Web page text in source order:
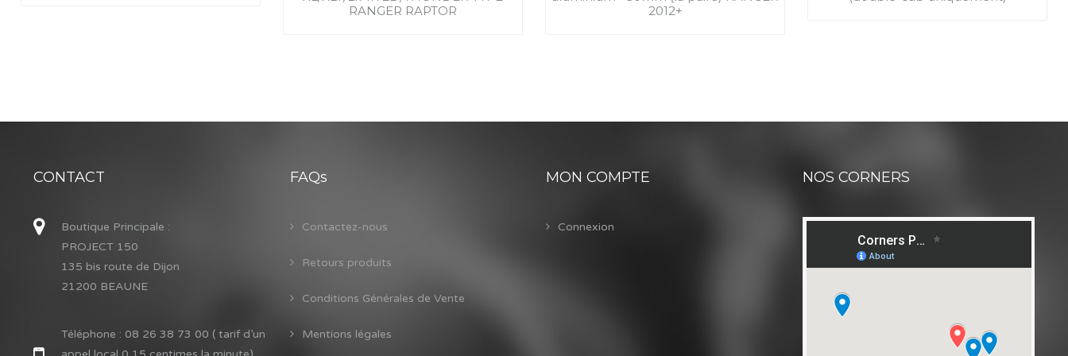
RANGER RAPTOR
2012+
CONTACT
Boutique Principale :
PROJECT 150
135 bis route de Dijon
21200 BEAUNE
Téléphone : 08 26 38 73 00 ( tarif d’un
FAQs
Contactez-nous
Retours produits
Conditions Générales de Vente
Mentions légales
MON COMPTE
Connexion
NOS CORNERS